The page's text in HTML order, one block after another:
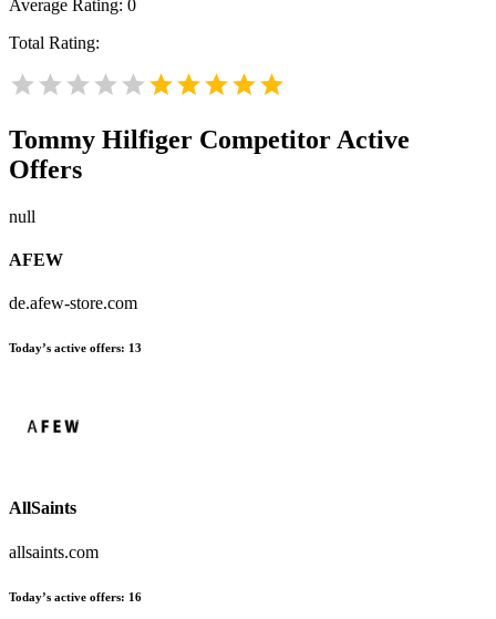
Average Rating: 0
Total Rating:
Tommy Hilfiger Competitor Active
Offers
null
AFEW
de.afew-store.com
Today’s active offers: 13
AllSaints
allsaints.com
Today’s active offers: 16